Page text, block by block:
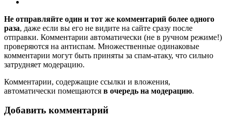
Не отправляйте один и тот же комментарий более одного
раза, даже если вы его не видите на сайте сразу после
отправки. Комментарии автоматически (не в ручном режиме!)
проверяются на антиспам. Множественные одинаковые
комментарии могут быть приняты за спам-атаку, что сильно
затрудняет модерацию.
Комментарии, содержащие ссылки и вложения,
автоматически помещаются в очередь на модерацию.
Добавить комментарий